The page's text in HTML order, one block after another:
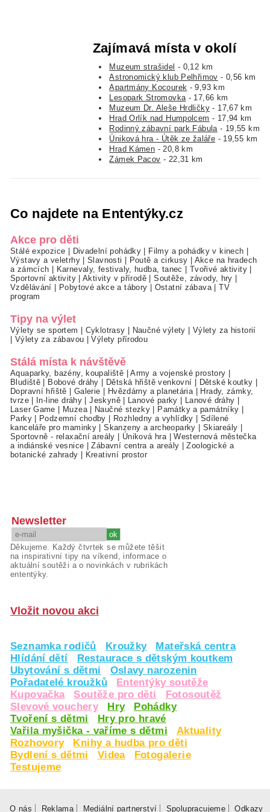
Zajímavá místa v okolí
Muzeum strašidel - 0,12 km
Astronomický klub Pelhřimov - 0,56 km
Apartmány Kocourek - 9,93 km
Lesopark Stromovka - 17,66 km
Muzeum Dr. Aleše Hrdličky - 17,67 km
Hrad Orlík nad Humpolcem - 17,94 km
Rodinný zábavní park Fábula - 19,55 km
Úniková hra - Útěk ze žaláře - 19,55 km
Hrad Kámen - 20,8 km
Zámek Pacov - 22,31 km
Co najdete na Ententýky.cz
Akce pro děti
Stálé expozice Divadelní pohádky Filmy a pohádky v kinech
Výstavy a veletrhy|Slavnosti Poutě a cirkusy
Akce na hradech
a zámcích
Karnevaly, festivaly, hudba, tanec Tvořivé aktivity
Sportovní aktivity|Aktivity v přírodě |Soutěže, závody, hry
Vzdělávání
Pobytové akce a tábory Ostatní zábava |TV
program
Tipy na výlet
Výlety se sportem Cyklotrasy Naučné výlety
Výlety za historií
Výlety za zábavou |Výlety přírodou
Stálá místa k návštěvě
Aquaparky, bazény, koupaliště |Army a vojenské prostory
Bludiště
Bobové dráhy Dětská hřiště venkovní Dětské koutky
Dopravní hřiště
Galerie Hvězdárny a planetária
Hrady, zámky,
tvrze| In-line dráhy |Jeskyně| Lanové parky Lanové dráhy
Laser Game
Muzea| Naučné stezky Památky a památníky
Parky| Podzemní chodby Rozhledny a vyhlídky
Sdílené
kanceláře pro maminky |Skanzeny a archeoparky Skiareály
Sportovně - relaxační areály
Úniková hra |Westernová městečka
a indiánské vesnice |Zábavní centra a areály |Zoologické a
botanické zahrady
Kreativní prostor
Newsletter
Děkujeme. Každý čtvrtek se můžete těšit
na inspirativní tipy na víkend, informace o
aktuální soutěži a o novinkách v rubrikách
ententýky.
Vložit novou akci
Seznamka rodičů Kroužky
Mateřská centra
Hlídání dětí
Restaurace s dětským koutkem
Ubytování s dětmi
Oslavy narozenin
Pořadatelé kroužků
Ententýky soutěže
Kupovačka
Soutěže pro děti
Fotosoutěž
Slevové vouchery
Hry
Pohádky
Tvoření s dětmi
Hry pro hravé
Vařila myšička - vaříme s dětmi
Aktuality
Rozhovory
Knihy a hudba pro děti
Bydlení s dětmi
Videa
Fotogalerie
Testujeme
O nás Reklama Mediální partnerství Spolupracujeme Odkazy